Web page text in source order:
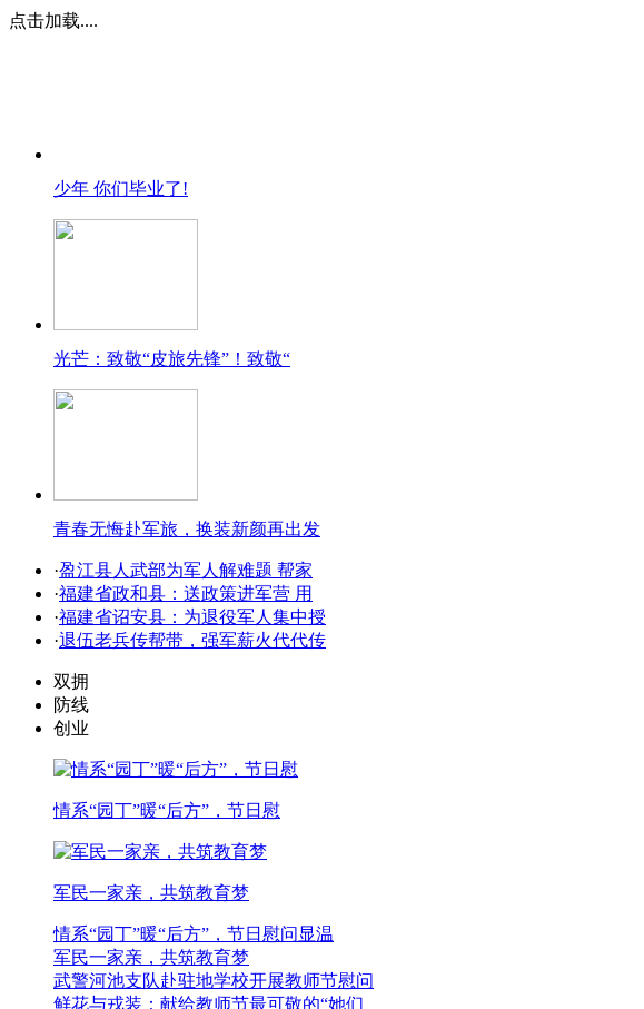
点击加载....
少年 你们毕业了!
光芒：致敬“皮旅先锋”！致敬“
青春无悔赴军旅，换装新颜再出发
·盈江县人武部为军人解难题 帮家
·福建省政和县：送政策进军营 用
·福建省诏安县：为退役军人集中授
·退伍老兵传帮带，强军薪火代代传
双拥
防线
创业
情系“园丁”暖“后方”，节日慰
军民一家亲，共筑教育梦
情系“园丁”暖“后方”，节日慰问显温
军民一家亲，共筑教育梦
武警河池支队赴驻地学校开展教师节慰问
鲜花与戎装：献给教师节最可敬的“她们